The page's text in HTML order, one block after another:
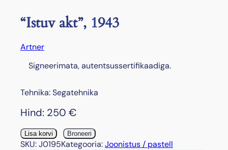
“Istuv akt”, 1943
Artner
Signeerimata, autentsussertifikaadiga.
Tehnika: Segatehnika
Hind: 250 €
"
I
Lisa korvi Broneeri
SKU:J0195Kategooria:Joonistus / pastell